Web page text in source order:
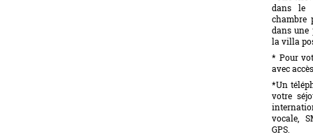
dans le
chambre
dans une
la villa
* Pour
avec
*Un
votre
vocale,
GPS.